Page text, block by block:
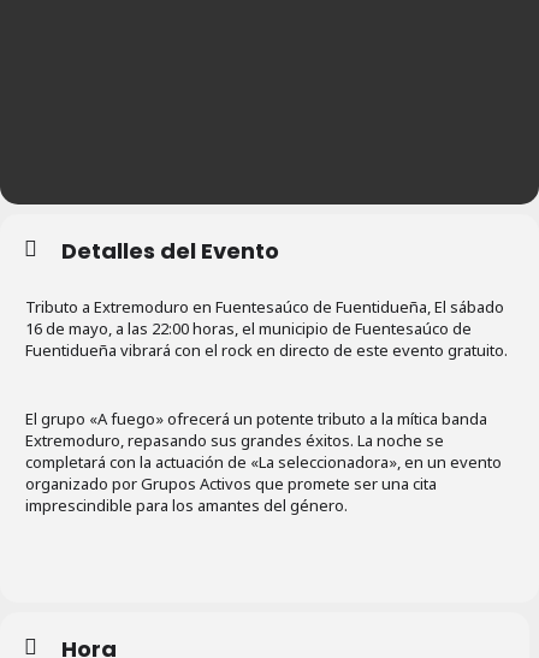
Detalles del Evento
Tributo a Extremoduro en Fuentesaúco de Fuentidueña, El sábado
16 de mayo, a las 22:00 horas, el municipio de Fuentesaúco de
Fuentidueña vibrará con el rock en directo de este evento gratuito.
El grupo «A fuego» ofrecerá un potente tributo a la mítica banda
Extremoduro, repasando sus grandes éxitos. La noche se
completará con la actuación de «La seleccionadora», en un evento
organizado por Grupos Activos que promete ser una cita
imprescindible para los amantes del género.
Hora